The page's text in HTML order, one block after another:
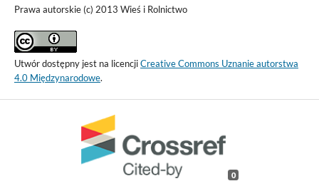
Prawa autorskie (c) 2013 Wieś i Rolnictwo
Utwór dostępny jest na licencjiCreative Commons Uznanie autorstwa
4.0 Międzynarodowe.
0